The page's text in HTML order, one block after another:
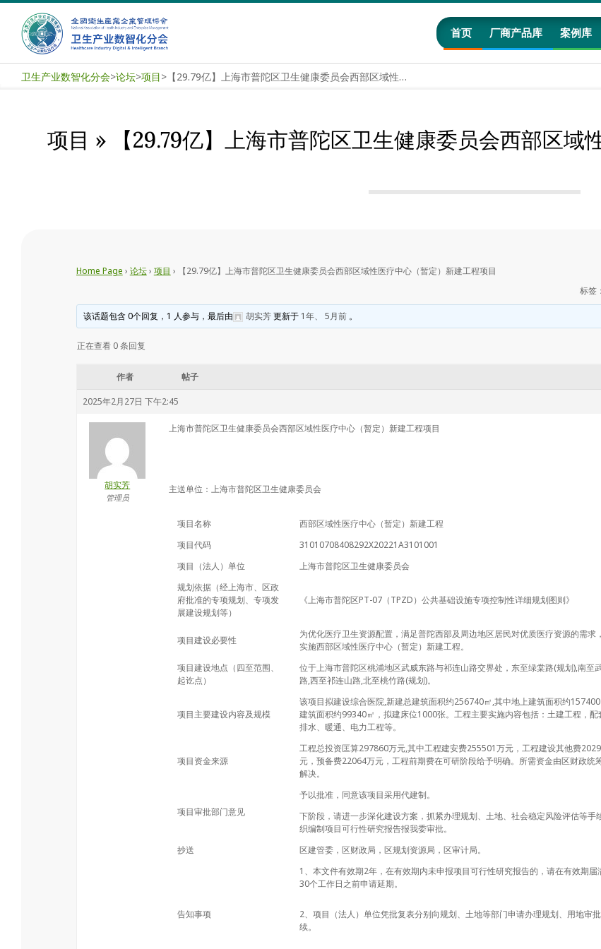
content卫
产
首页 厂商产品库 案例库
卫生产业数智化分会>论坛>项目> 【29.79亿】上海市普陀区卫生健康委员会西部区域性医疗中心（暂定）新建工程项目
项目 » 【29.79亿】上海市普陀区卫生健康委员会西部区
Home Page › 论坛› 项目 ›
【29.79亿】上海市普陀区卫生健康委员会西部区域性医疗中心（暂定）新建工程项目
标签：
该话题包含 0个回复，1 人参与，最后由 胡实芳更新于 1年、 5月前。
正在查看 0 条回复
作者 帖子
2025年2月27日 下午2:45
胡实芳
管理员
上海市普陀区卫生健康委员会西部区域性医疗中心（暂定）新建工程项目
主送单位：上海市普陀区卫生健康委员会
项目名称
西部区域性医疗中心（暂定）新建工程
项目代码
31010708408292X20221A3101001
项目（法人）单位
上海市普陀区卫生健康委员会
规划依据（经上海市、区政
府批准的专项规划、专项发
展建设规划等）
《上海市普陀区PT-07（TPZD）公共基础设施专项控制性详细规划图则》
项目建设必要性
为优化医疗卫生资源配置，满足普陀西部及周边地区居民对优质医疗资源的需求
实施西部区域性医疗中心（暂定）新建工程。
项目建设地点（四至范围、
起讫点）
位于上海市普陀区桃浦地区武威东路与祁连山路交界处，东至绿棠路(规划),南至
路,西至祁连山路,北至桃竹路(规划)。
项目主要建设内容及规模
该项目拟建设综合医院,新建总建筑面积约256740㎡,其中地上建筑面积约
建筑面积约99340㎡，拟建床位1000张。工程主要实施内容包括：土建工程，配
排水、暖通、电力工程等。
项目资金来源
工程总投资匡算297860万元,其中工程建安费255501万元，工程建设其他费
元，预备费22064万元，工程前期费在可研阶段给予明确。所需资金由区财政统
解决。
项目审批部门意见
予以批准，同意该项目采用代建制。
下阶段，请进一步深化建设方案，抓紧办理规划、土地、社会稳定风险评估等手
织编制项目可行性研究报告报我委审批。
抄送
区建管委，区财政局，区规划资源局，区审计局。
告知事项
1、本文件有效期2年，在有效期内未申报项目可行性研究报告的，请在有效期届
30个工作日之前申请延期。
2、项目（法人）单位凭批复表分别向规划、土地等部门申请办理规划、用地审
续。